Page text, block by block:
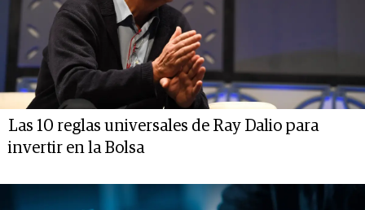
Las 10 reglas universales de Ray Dalio para
invertir en la Bolsa